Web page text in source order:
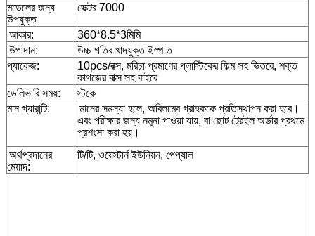
মডেলের জন্য
উপযুক্ত
ভেক্টর 7000
আকার:
360*8.5*3মিমি
উপাদান:
উচ্চ গতির খাদযুক্ত ইস্পাত
প্যাকেজ:
10pcs/বক্স, মরিচা প্রমাণের প্লাস্টিকের ফিল্ম সহ ভিতরে, শক্ত
কাগজের বাক্স সহ বাইরে
ডেলিভারি সময়:
স্টকে
মান গ্যারান্টি:
মানের সমস্যা হলে, অবিলম্বে গ্রাহককে প্রতিস্থাপন করা হবে।
এবং পরীক্ষার জন্য নমুনা পাওয়া যায়, বা ছোট ট্রেইল অর্ডার প্রথমে
প্রশংসা করা হয়।
অর্থপ্রদানের
মেয়াদ:
টি/টি, ওয়েস্টার্ন ইউনিয়ন, পেপ্যাল